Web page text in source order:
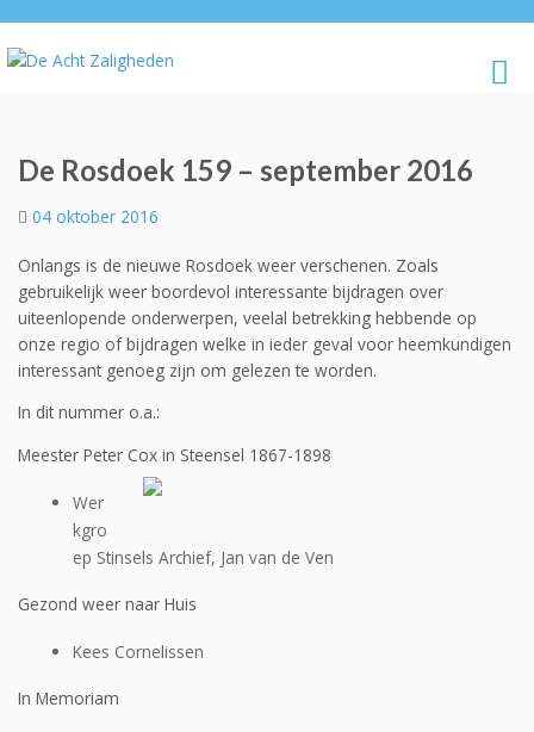
De Rosdoek 159 – september 2016
04 oktober 2016
Onlangs is de nieuwe Rosdoek weer verschenen. Zoals
gebruikelijk weer boordevol interessante bijdragen over
uiteenlopende onderwerpen, veelal betrekking hebbende op
onze regio of bijdragen welke in ieder geval voor heemkundigen
interessant genoeg zijn om gelezen te worden.
In dit nummer o.a.:
Meester Peter Cox in Steensel 1867-1898
Wer
kgro
ep Stinsels Archief, Jan van de Ven
Gezond weer naar Huis
Kees Cornelissen
In Memoriam